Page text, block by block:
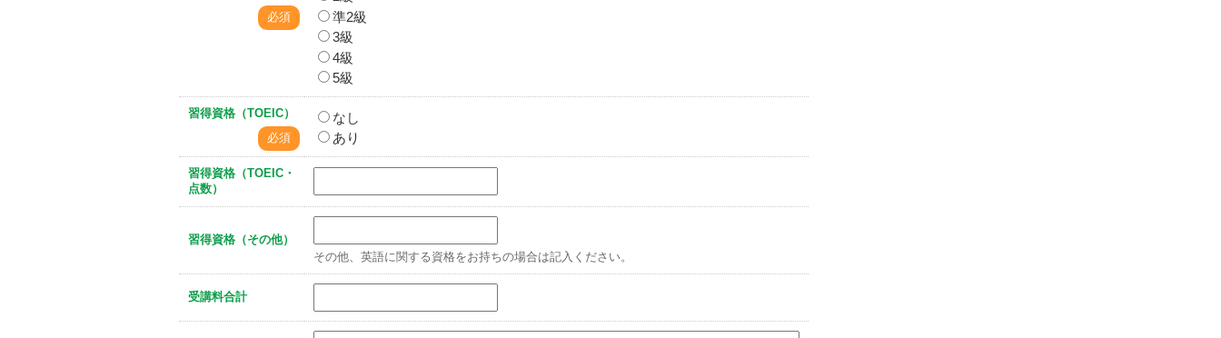
必須
準2級
3級
4級
5級
習得資格（TOEIC）
必須
なし
あり
習得資格（TOEIC・
点数）
習得資格（その他）
その他、英語に関する資格をお持ちの場合は記入ください。
受講料合計